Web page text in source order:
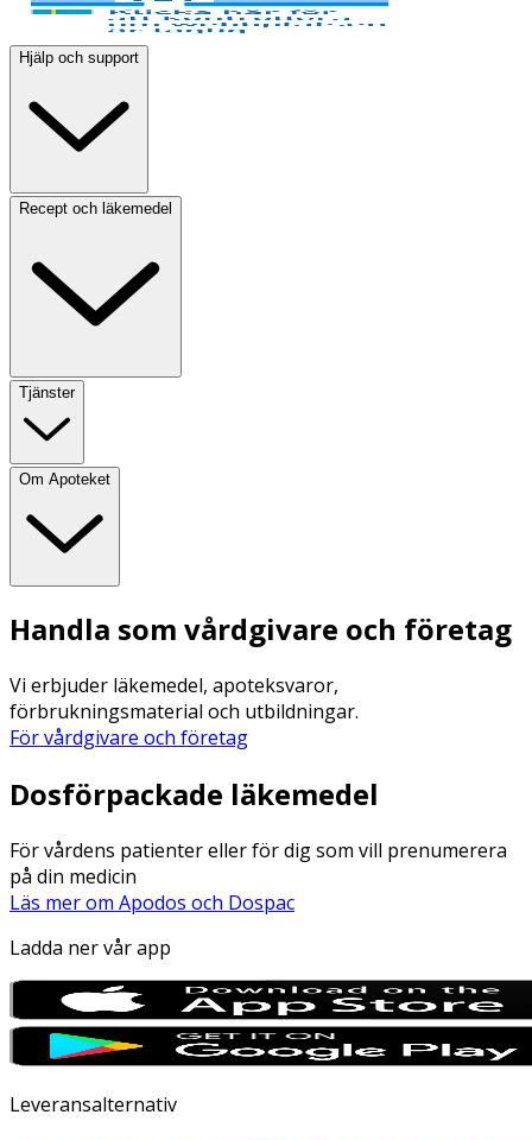
Hjälp och support
Recept och läkemedel
Tjänster
Om Apoteket
Handla som vårdgivare och företag
Vi erbjuder läkemedel, apoteksvaror,
förbrukningsmaterial och utbildningar.
För vårdgivare och företag
Dosförpackade läkemedel
För vårdens patienter eller för dig som vill prenumerera
på din medicin
Läs mer om Apodos och Dospac
Ladda ner vår app
Leveransalternativ